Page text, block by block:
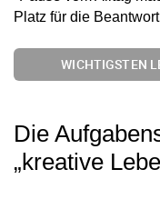
Platz für die
WICHTIGSTEN
Die
„kreative